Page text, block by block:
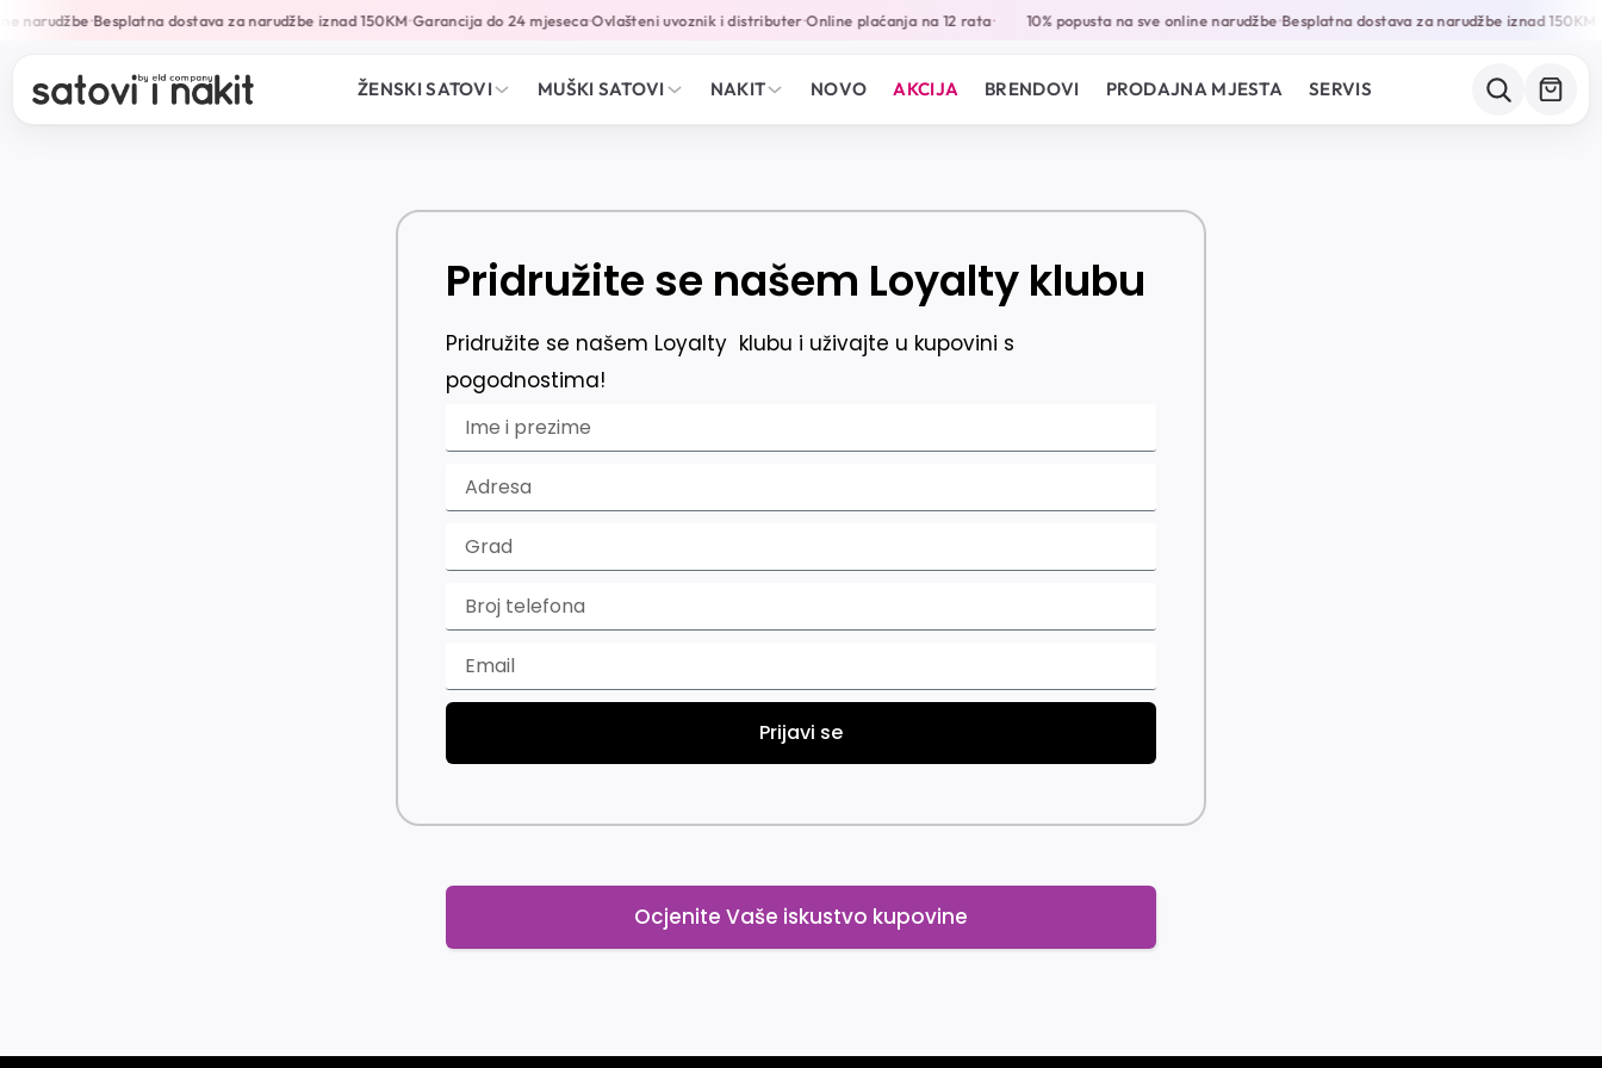
narudžbe•Besplatna dostava za narudžbe iznad 150KM•Garancija do 24 mjeseca•Ovlašteni uvoznik i distributer•Online plaćanja na 12 rata• 10% popusta na sve online narudžbe•Besplatna dostava za narudžbe iznad 150KM
ŽENSKI SATOVI MUŠKI SATOVI NAKIT NOVO AKCIJA BRENDOVI PRODAJNA MJESTA SERVIS
Pridružite se našem Loyalty klubu
Pridružite se našem Loyalty klubu i uživajte u kupovini s
pogodnostima!
Prijavi se
Ocjenite Vaše iskustvo kupovine